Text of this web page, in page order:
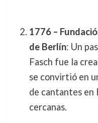
1776 –
de Berlín: Un
Fasch fue la
se convirtió en
de cantantes en
cercanas.